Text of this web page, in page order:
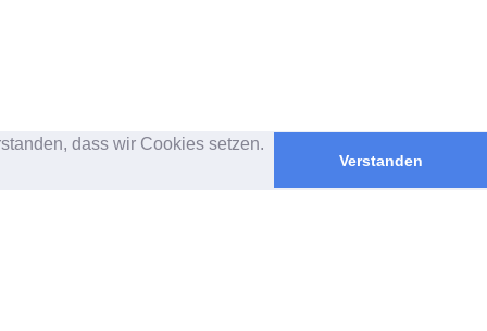
dass wir Cookies setzen.
Verstanden